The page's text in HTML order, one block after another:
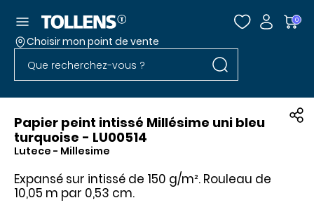
0
Passer la liste des magasins et aller au pied
Choisir mon point de vente
Rechercher dans le site Rechercher
Accéder au menu
Papier peint intissé Millésime uni bleu
turquoise - LU00514
Lutece - Millesime
Expansé sur intissé de 150 g/m². Rouleau de
10,05 m par 0,53 cm.